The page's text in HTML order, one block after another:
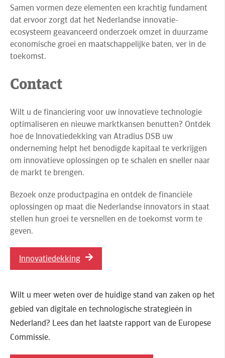
Samen vormen deze elementen een krachtig fundament
dat ervoor zorgt dat het Nederlandse innovatie-
ecosysteem geavanceerd onderzoek omzet in duurzame
economische groei en maatschappelijke baten, ver in de
toekomst.
Contact
Wilt u de financiering voor uw innovatieve technologie
optimaliseren en nieuwe marktkansen benutten? Ontdek
hoe de Innovatiedekking van Atradius DSB uw
onderneming helpt het benodigde kapitaal te verkrijgen
om innovatieve oplossingen op te schalen en sneller naar
de markt te brengen.
Bezoek onze productpagina en ontdek de financiële
oplossingen op maat die Nederlandse innovators in staat
stellen hun groei te versnellen en de toekomst vorm te
geven.
Innovatiedekking
Wilt u meer weten over de huidige stand van zaken op het
gebied van digitale en technologische strategieën in
Nederland? Lees dan het laatste rapport van de Europese
Commissie.